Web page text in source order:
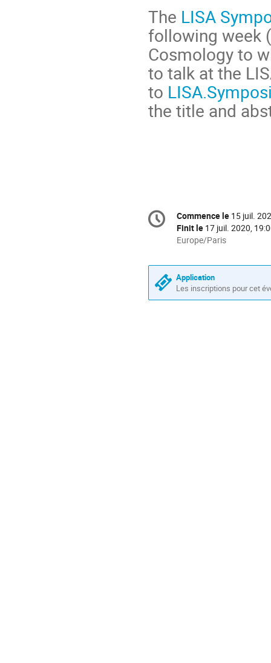
The LISA
following week
Cosmology to
to talk at the
to
the title and
Information
de
Date/Heure
Commence le 15 juil.
Finit le 17 juil. 2020,
Toutes
horaires
sont
en
Europe/Paris
Europe/Paris
Application
Les inscriptions pour cet